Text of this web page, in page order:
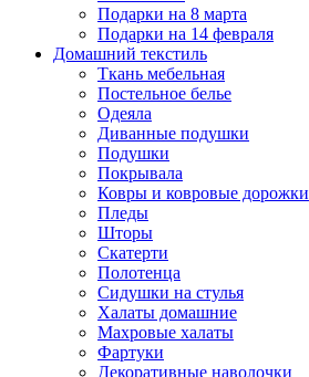
Подарки на 8 марта
Подарки на 14 февраля
Домашний текстиль
Ткань мебельная
Постельное белье
Одеяла
Диванные подушки
Подушки
Покрывала
Ковры и ковровые дорожки
Пледы
Шторы
Скатерти
Полотенца
Сидушки на стулья
Халаты домашние
Махровые халаты
Фартуки
Декоративные наволочки